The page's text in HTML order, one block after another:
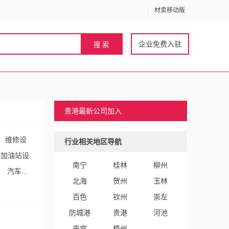
材卖移动版
企业免费入驻
维修设
加油站设
汽车装
贵港最新公司加入
行业相关地区导航
南宁 桂林
柳州
北海
贺州
玉林
百色
钦州
崇左
防城港
贵港
河池